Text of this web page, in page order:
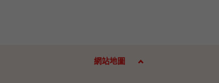
網站地圖